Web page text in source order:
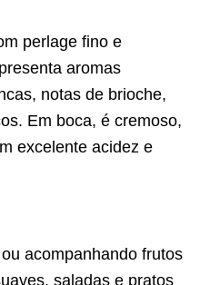
perlage fino e
aromas
notas de brioche,
Em boca, é cremoso,
excelente acidez e
acompanhando frutos
saladas e pratos